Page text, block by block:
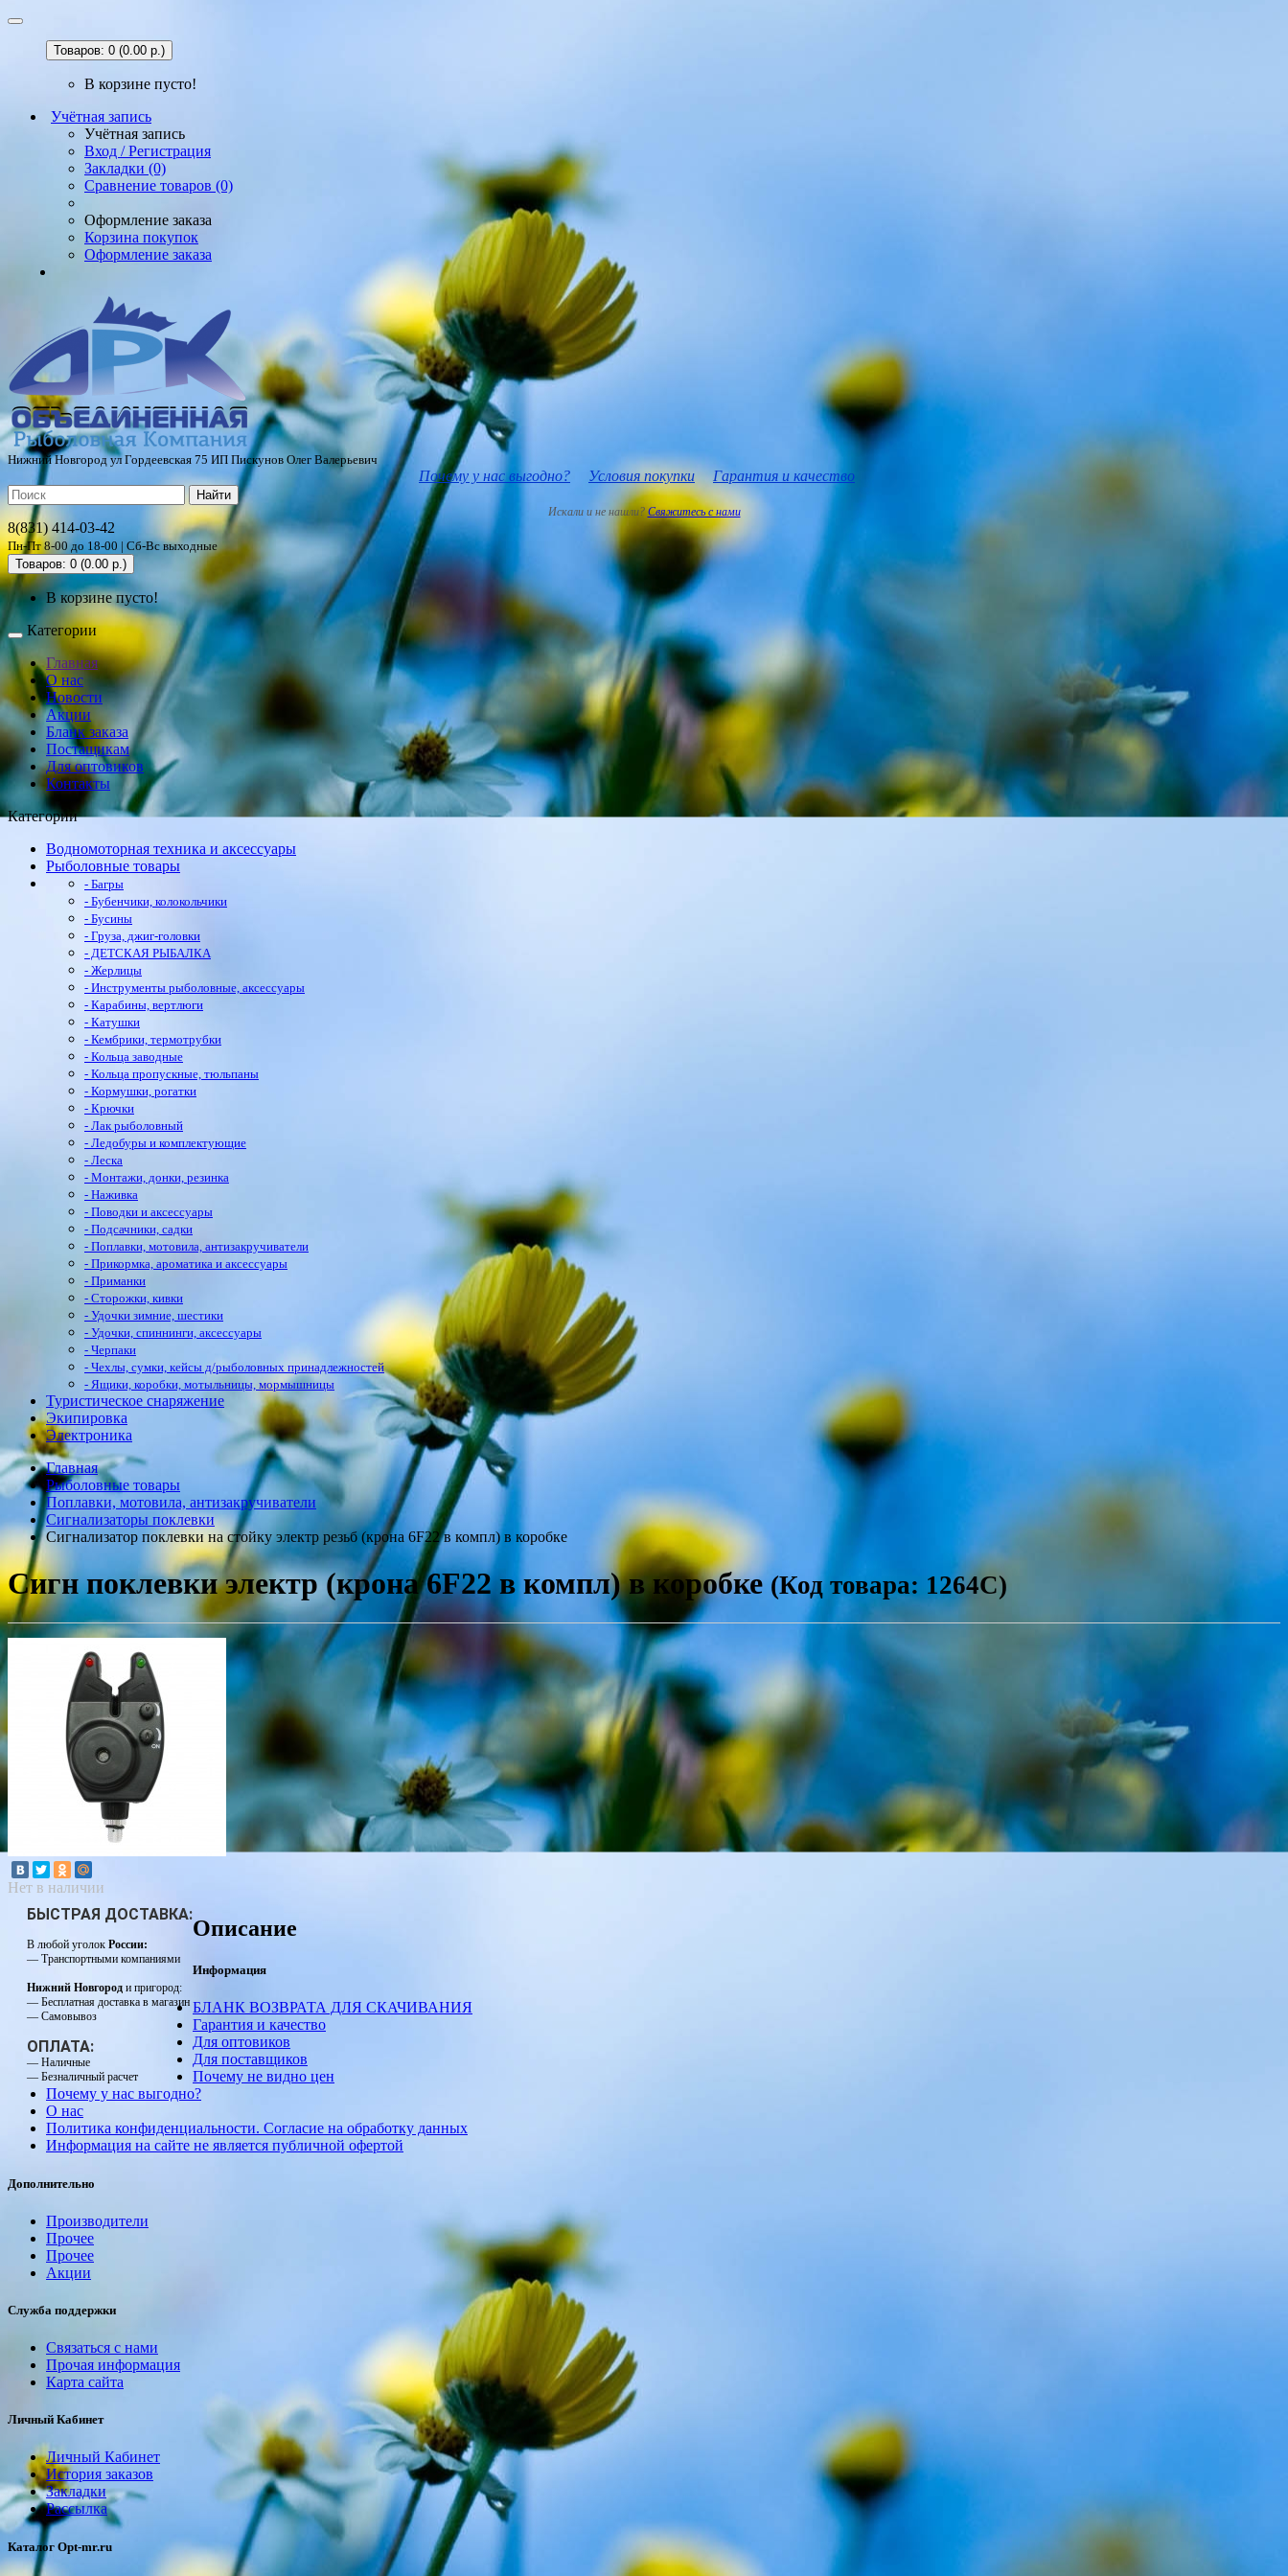
Товаров: 0 (0.00 р.)
В корзине пусто!
Учётная запись
Учётная запись
Вход / Регистрация
Закладки (0)
Сравнение товаров (0)
Оформление заказа
Корзина покупок
Оформление заказа
Нижний Новгород ул Гордеевская 75 ИП Пискунов Олег Валерьевич
Почему у нас выгодно? Условия покупки Гарантия и качество
Найти
Искали и не нашли? Свяжитесь с нами
8(831) 414-03-42
Пн-Пт 8-00 до 18-00 | Сб-Вс выходные
Товаров: 0 (0.00 р.)
В корзине пусто!
Категории
Главная
О нас
Новости
Акции
Бланк заказа
Постащикам
Для оптовиков
Контакты
Категории
Водномоторная техника и аксессуары
Рыболовные товары
- Багры
- Бубенчики, колокольчики
- Бусины
- Груза, джиг-головки
- ДЕТСКАЯ РЫБАЛКА
- Жерлицы
- Инструменты рыболовные, аксессуары
- Карабины, вертлюги
- Катушки
- Кембрики, термотрубки
- Кольца заводные
- Кольца пропускные, тюльпаны
- Кормушки, рогатки
- Крючки
- Лак рыболовный
- Ледобуры и комплектующие
- Леска
- Монтажи, донки, резинка
- Наживка
- Поводки и аксессуары
- Подсачники, садки
- Поплавки, мотовила, антизакручиватели
- Прикормка, ароматика и аксессуары
- Приманки
- Сторожки, кивки
- Удочки зимние, шестики
- Удочки, спиннинги, аксессуары
- Черпаки
- Чехлы, сумки, кейсы д/рыболовных принадлежностей
- Ящики, коробки, мотыльницы, мормышницы
Туристическое снаряжение
Экипировка
Электроника
Главная
Рыболовные товары
Поплавки, мотовила, антизакручиватели
Сигнализаторы поклевки
Сигнализатор поклевки на стойку электр резьб (крона 6F22 в компл) в коробке
Сигн поклевки электр (крона 6F22 в компл) в коробке (Код товара: 1264С)
Нет в наличии
БЫСТРАЯ ДОСТАВКА:
В любой уголок России:
— Транспортными компаниями
Нижний Новгород и пригород:
— Бесплатная доставка в магазин
— Самовывоз
ОПЛАТА:
— Наличные
— Безналичный расчет
Описание
Информация
БЛАНК ВОЗВРАТА ДЛЯ СКАЧИВАНИЯ
Гарантия и качество
Для оптовиков
Для поставщиков
Почему не видно цен
Почему у нас выгодно?
О нас
Политика конфиденциальности. Согласие на обработку данных
Информация на сайте не является публичной офертой
Дополнительно
Производители
Прочее
Прочее
Акции
Служба поддержки
Связаться с нами
Прочая информация
Карта сайта
Личный Кабинет
Личный Кабинет
История заказов
Закладки
Рассылка
Каталог Opt-mr.ru